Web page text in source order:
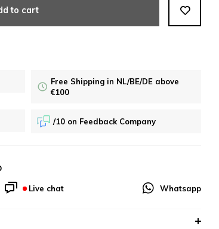
to cart
Free Shipping in NL/BE/DE above
€100
/10 on Feedback Company
Live chat Whatsapp